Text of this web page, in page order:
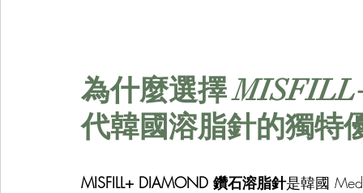
為什麼選擇
代韓國溶脂針的獨特
MISFILL+ DIAMOND 鑽石溶脂針是韓國